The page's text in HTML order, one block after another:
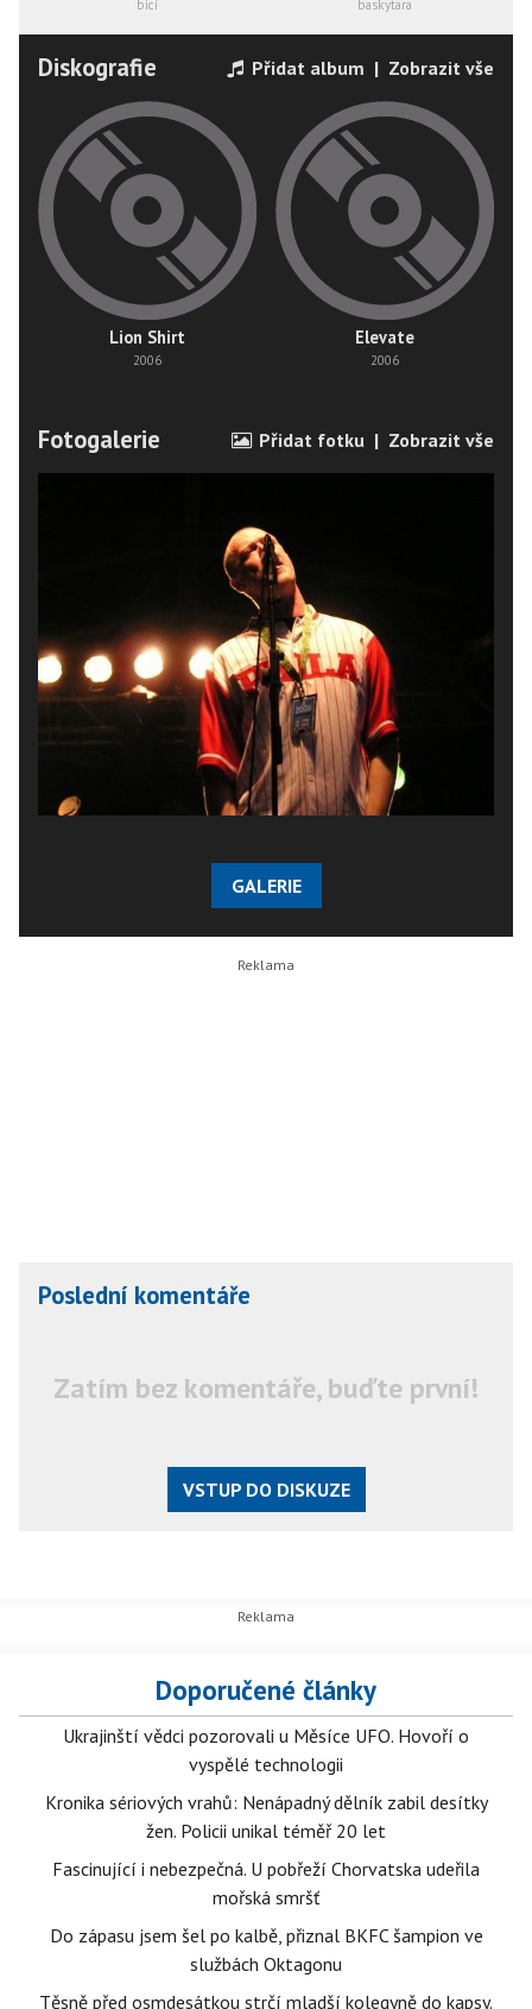
bicí baskytara
Diskografie Přidat album | Zobrazit vše
Lion Shirt
2006
Elevate
2006
Fotogalerie Přidat fotku | Zobrazit vše
GALERIE
Poslední komentáře
Zatím bez komentáře, buďte první!
VSTUP DO DISKUZE
Doporučené články
Ukrajinští vědci pozorovali u Měsíce UFO. Hovoří o
vyspělé technologii
Kronika sériových vrahů: Nenápadný dělník zabil desítky
žen. Policii unikal téměř 20 let
Fascinující i nebezpečná. U pobřeží Chorvatska udeřila
mořská smršť
Do zápasu jsem šel po kalbě, přiznal BKFC šampion ve
službách Oktagonu
Těsně před osmdesátkou strčí mladší kolegyně do kapsy.